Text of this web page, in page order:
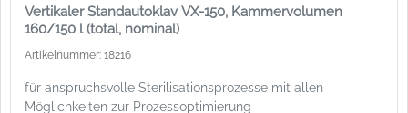
Vertikaler Standautoklav VX-150, Kammervolumen
160/150 l (total, nominal)
Artikelnummer: 18216
für anspruchsvolle Sterilisationsprozesse mit allen
Möglichkeiten zur Prozessoptimierung